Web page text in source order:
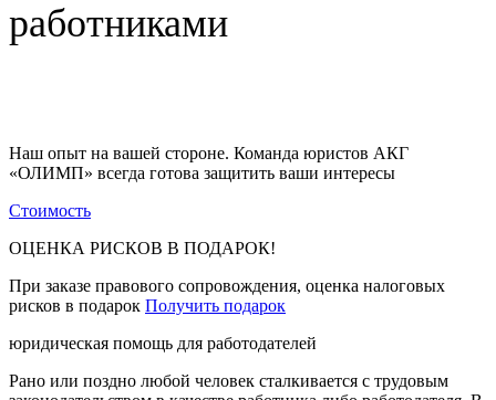
работниками
Наш опыт на вашей стороне. Команда юристов АКГ
«ОЛИМП» всегда готова защитить ваши интересы
Стоимость
ОЦЕНКА РИСКОВ В ПОДАРОК!
При заказе правового сопровождения, оценка налоговых
рисков в подарок Получить подарок
юридическая помощь для работодателей
Рано или поздно любой человек сталкивается с трудовым